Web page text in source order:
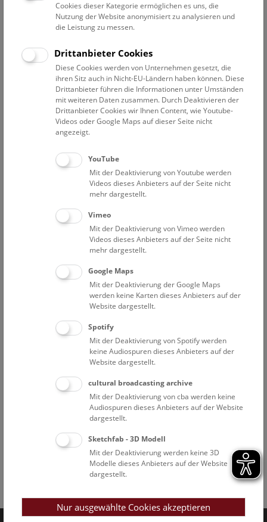
Erweiterte Suche
Filter zurücksetzen
13. Mai 2022
Bisher keine Ergebnisse. Dienstags ist das NHM Wien
in der Regel geschlossen. Ausnahmen finden sie
Eine Nacht im Museum
Cookies dieser Kategorie ermöglichen es uns, die
Nutzung der Website anonymisiert zu analysieren und
die Leistung zu messen.
Drittanbieter Cookies
Diese Cookies werden von Unternehmen gesetzt, die
ihren Sitz auch in Nicht-EU-Ländern haben können. Diese
Drittanbieter führen die Informationen unter Umständen
mit weiteren Daten zusammen. Durch Deaktivieren der
Drittanbieter Cookies wir Ihnen Content, wie Youtube-
Videos oder Google Maps auf dieser Seite nicht
angezeigt.
YouTube
Mit der Deaktivierung von Youtube werden
Videos dieses Anbieters auf der Seite nicht
mehr dargestellt.
Vimeo
Mit der Deaktivierung von Vimeo werden
Videos dieses Anbieters auf der Seite nicht
mehr dargestellt.
Google Maps
Mit der Deaktivierung der Google Maps
werden keine Karten dieses Anbieters auf der
Website dargestellt.
Spotify
Mit der Deaktivierung von Spotify werden
keine Audiospuren dieses Anbieters auf der
Website dargestellt.
cultural broadcasting archive
Mit der Deaktivierung von cba werden keine
Audiospuren dieses Anbieters auf der Website
dargestellt.
Sketchfab - 3D Modell
Mit der Deaktivierung werden keine 3D
Modelle dieses Anbieters auf der Website
dargestellt.
Nur ausgewählte Cookies akzeptieren